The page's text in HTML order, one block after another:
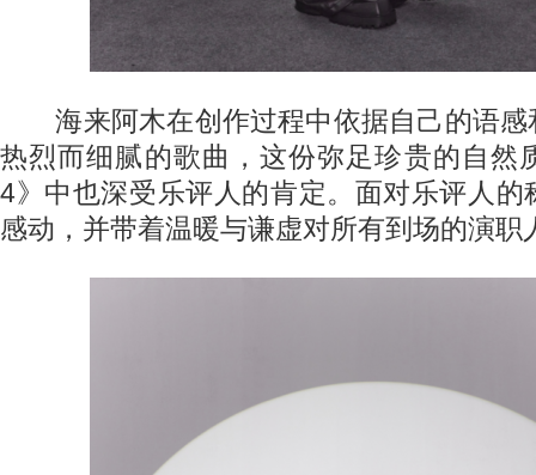
海来阿木在创作过程中依据自己的语感
热烈而细腻的歌曲，这份弥足珍贵的自然
4》中也深受乐评人的肯定。面对乐评人的
感动，并带着温暖与谦虚对所有到场的演职